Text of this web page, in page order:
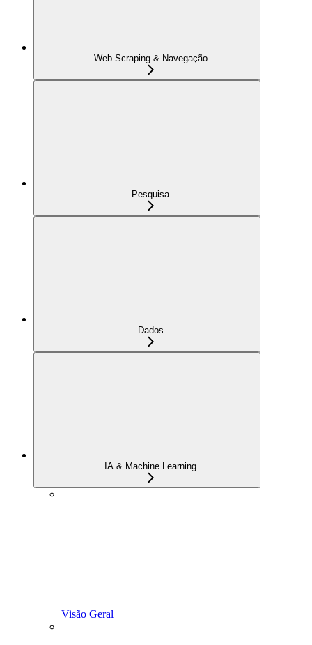
Web Scraping & Navegação
Pesquisa
Dados
IA & Machine Learning
Visão Geral